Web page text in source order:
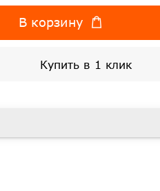
В корзину
Купить в 1 клик